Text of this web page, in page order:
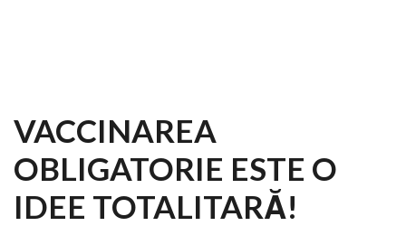
VACCINAREA
OBLIGATORIE ESTE O
IDEE TOTALITARĂ!